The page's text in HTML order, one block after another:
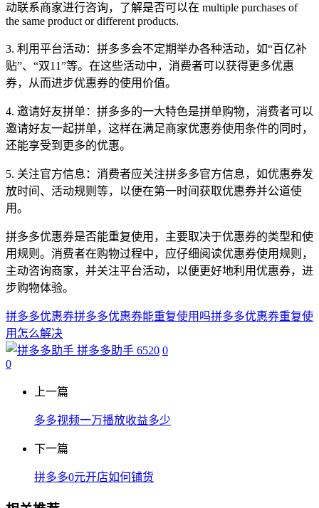
动联系商家进行咨询，了解是否可以在 multiple purchases of
the same product or different products.
3. 利用平台活动：拼多多会不定期举办各种活动，如“百亿补
贴”、“双11”等。在这些活动中，消费者可以获得更多优惠
券，从而进步优惠券的使用价值。
4. 邀请好友拼单：拼多多的一大特色是拼单购物，消费者可以
邀请好友一起拼单，这样在满足商家优惠券使用条件的同时，
还能享受到更多的优惠。
5. 关注官方信息：消费者应关注拼多多官方信息，如优惠券发
放时间、活动规则等，以便在第一时间获取优惠券并公道使
用。
拼多多优惠券是否能重复使用，主要取决于优惠券的类型和使
用规则。消费者在购物过程中，应仔细阅读优惠券使用规则，
主动咨询商家，并关注平台活动，以便更好地利用优惠券，进
步购物体验。
拼多多优惠券拼多多优惠券能重复使用吗拼多多优惠券重复使
用怎么解决
拼多多助手 6520 0
0
上一篇
多多视频一万播放收益多少
下一篇
拼多多0元开店如何铺货